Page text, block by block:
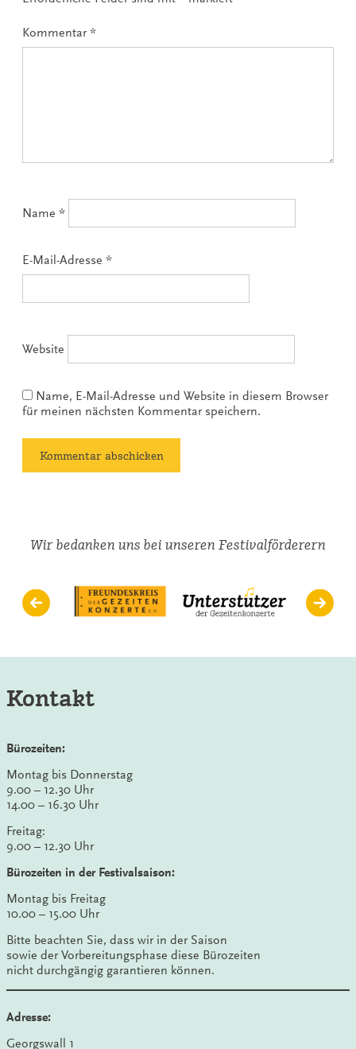
Kommentar*
Name *
E-Mail-Adresse *
Website
Name, E-Mail-Adresse und Website in diesem Browser
für meinen nächsten Kommentar speichern.
Wir bedanken uns bei unseren Festivalförderern
Kontakt
Bürozeiten:
Montag bis Donnerstag
9.00 – 12.30 Uhr
14.00 – 16.30 Uhr
Freitag:
9.00 – 12.30 Uhr
Bürozeiten in der Festivalsaison:
Montag bis Freitag
10.00 – 15.00 Uhr
Bitte beachten Sie, dass wir in der Saison
sowie der Vorbereitungsphase diese Bürozeiten
nicht durchgängig garantieren können.
Adresse:
Georgswall 1